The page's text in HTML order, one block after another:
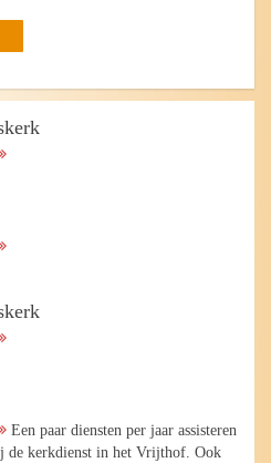
Een paar diensten per jaar assisteren
kerkdienst in het Vrijthof. Ook